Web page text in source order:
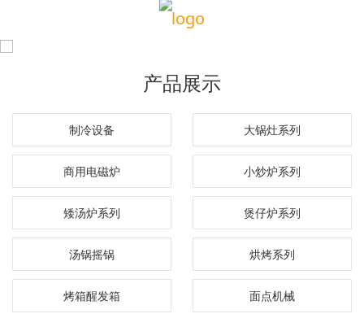
产品展示
制冷设备 大锅灶系列
商用电磁炉 小炒炉系列
矮汤炉系列 煲仔炉系列
汤锅摇锅 烘烤系列
烤箱醒发箱 面点机械